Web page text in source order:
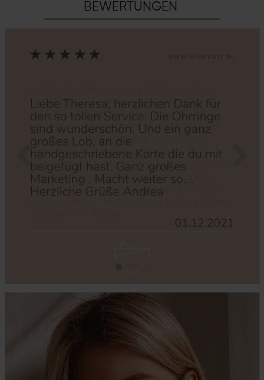
BEWERTUNGEN
Zurück